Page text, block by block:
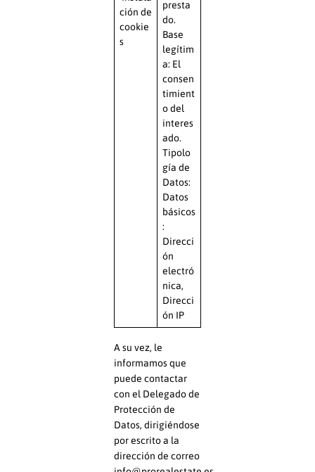
ción de
cookie
s
presta
do.
Base
legítim
a: El
consen
timient
o del
interes
ado.
Tipolo
gía de
Datos:
Datos
básicos
:
Direcci
ón
electró
nica,
Direcci
ón IP
A su vez, le
informamos que
puede contactar
con el Delegado de
Protección de
Datos, dirigiéndose
por escrito a la
dirección de correo